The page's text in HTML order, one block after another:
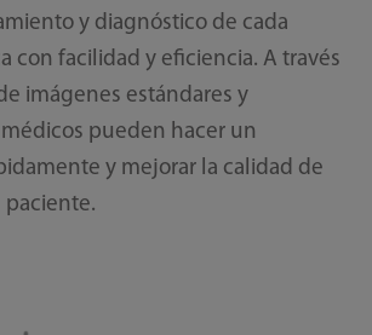
y diagnóstico de cada
con facilidad y eficiencia. A través
imágenes estándares y
pueden hacer un
y mejorar la calidad de
paciente.